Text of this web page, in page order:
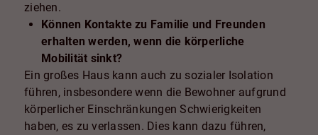
ziehen.
Können Kontakte zu Familie und Freunden
erhalten werden, wenn die körperliche
Mobilität sinkt?
Ein großes Haus kann auch zu sozialer Isolation
führen, insbesondere wenn die Bewohner aufgrund
körperlicher Einschränkungen Schwierigkeiten
haben, es zu verlassen. Dies kann dazu führen,